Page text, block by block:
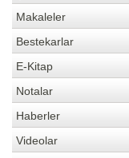
Makaleler
Bestekarlar
E-Kitap
Notalar
Haberler
Videolar